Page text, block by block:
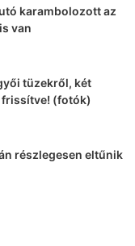
karambolozott az
van
tüzekről, két
frissítve! (fotók)
részlegesen eltűnik